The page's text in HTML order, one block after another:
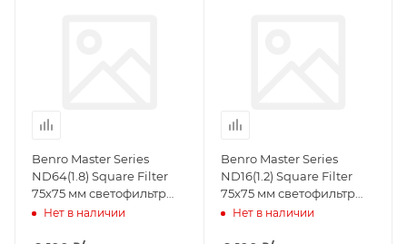
Benro Master Series
ND64(1.8) Square Filter
75х75 мм светофильтр
нейтрально-серый
Нет в наличии
Benro Master Series
ND16(1.2) Square Filter
75х75 мм светофильтр
нейтрально-серый
Нет в наличии